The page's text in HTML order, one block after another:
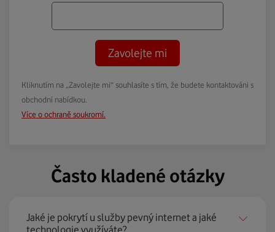
Zavolejte mi
Kliknutím na „Zavolejte mi“ souhlasíte s tím, že budete kontaktováni s
obchodní nabídkou.
Více o ochraně soukromí.
Často kladené otázky
Jaké je pokrytí u služby pevný internet a jaké
technologie využíváte?